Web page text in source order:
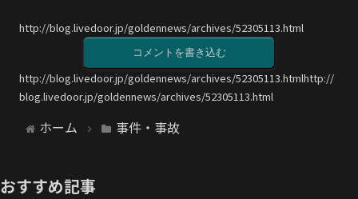
http://blog.livedoor.jp/goldennews/archives/52305113.html
コメントを書き込む
http://blog.livedoor.jp/goldennews/archives/52305113.htmlhttp://
blog.livedoor.jp/goldennews/archives/52305113.html
ホーム 事件・事故
おすすめ記事